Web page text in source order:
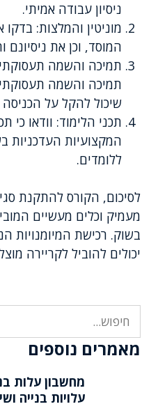
ניסיון עבודה אמיתי.
מוניטין והמלצות:
המוסד, וכן את
תמיכה והשמה
תמיכה והשמה
שיכול להקל על
תכני הלימוד: וודאו כי
המקצועיות העדכניות
ללומדים.
לסיכום, הקורס להתקנת
מעמיק וכלים מעשיים
בשוק. רכישת המיומנויות
יכולים להוביל לקריירה
מאמרים נוספים
עלויות בנייה